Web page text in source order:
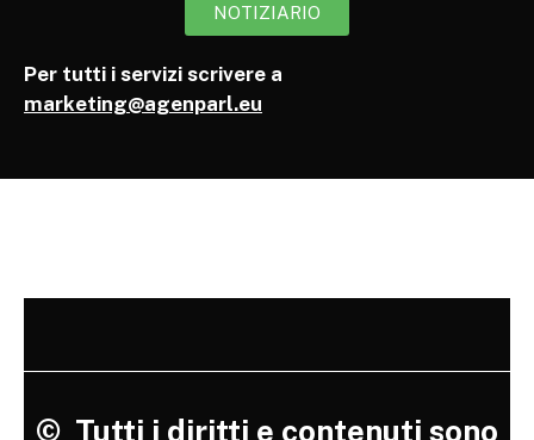
NOTIZIARIO
Per tutti i servizi scrivere a
marketing@agenparl.eu
© Tutti i diritti e contenuti sono